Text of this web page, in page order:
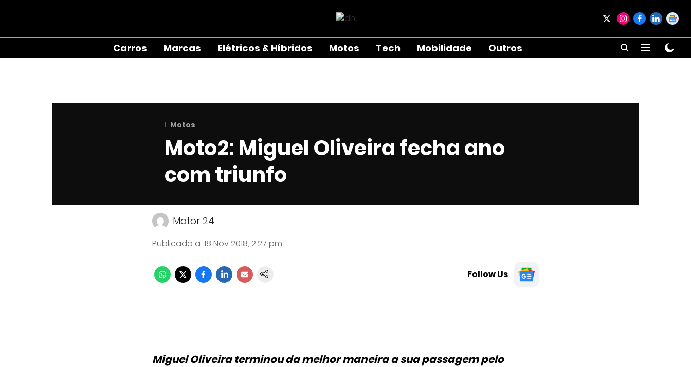
Carros Marcas Elétricos & Híbridos Motos Tech Mobilidade Outros
Motos
Moto2: Miguel Oliveira fecha ano
com triunfo
Motor 24
Publicado a: 18 Nov 2018, 2:27 pm
Follow Us
Miguel Oliveira terminou da melhor maneira a sua passagem pelo